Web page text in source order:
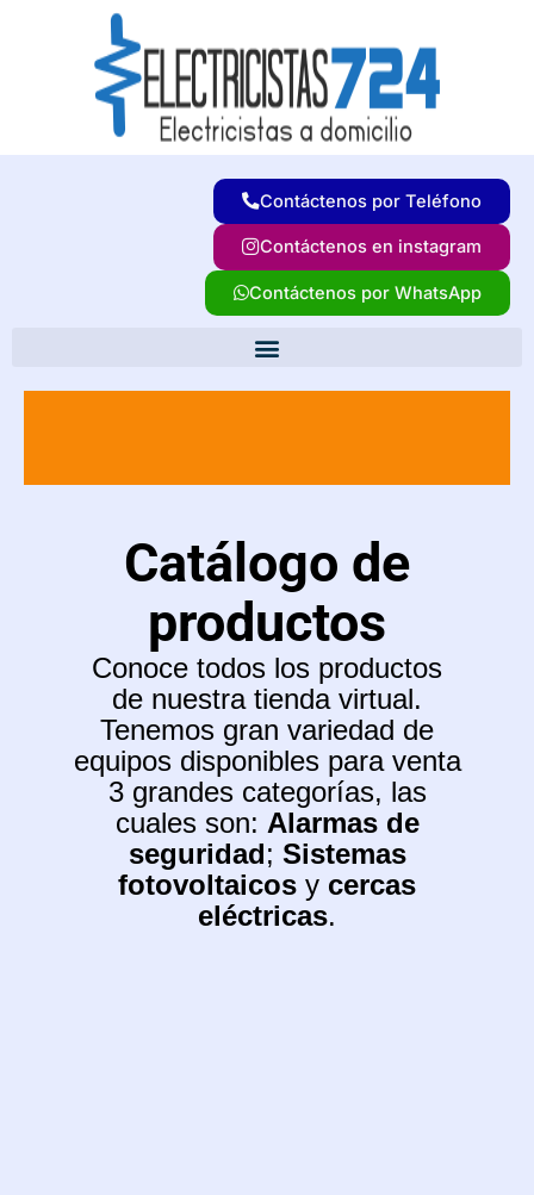
Contáctenos por Teléfono
Contáctenos en instagram
Contáctenos por WhatsApp
Catálogo de
productos
Conoce todos los productos
de nuestra tienda virtual.
Tenemos gran variedad de
equipos disponibles para venta
3 grandes categorías, las
cuales son: Alarmas de
seguridad; Sistemas
fotovoltaicos y cercas
eléctricas.